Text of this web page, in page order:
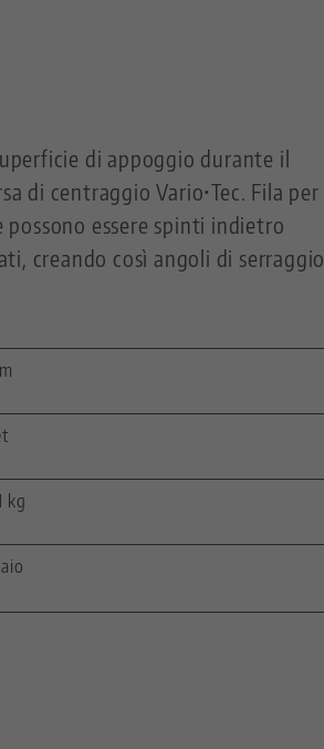
di appoggio durante il
di centraggio Vario•Tec. Fila per
essere spinti indietro
creando così angoli di serraggio
kg